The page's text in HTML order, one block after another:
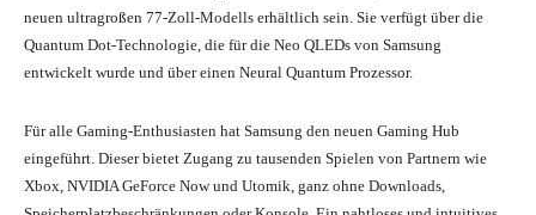
neuen ultragroßen 77-Zoll-Modells erhältlich sein. Sie verfügt über die
Quantum Dot-Technologie, die für die Neo QLEDs von Samsung
entwickelt wurde und über einen Neural Quantum Prozessor.
Für alle Gaming-Enthusiasten hat Samsung den neuen Gaming Hub
eingeführt. Dieser bietet Zugang zu tausenden Spielen von Partnern wie
Xbox, NVIDIA GeForce Now und Utomik, ganz ohne Downloads,